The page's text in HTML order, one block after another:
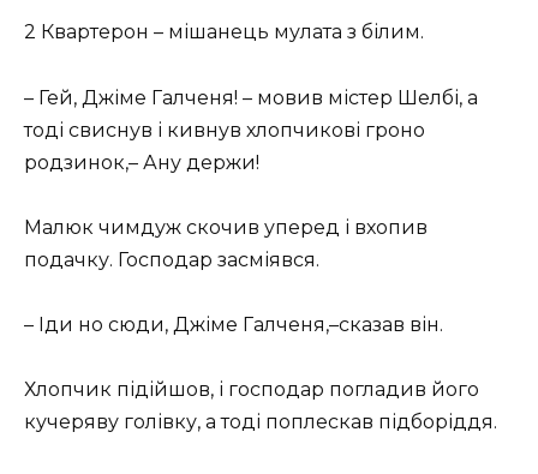
2 Квартерон – мішанець мулата з білим.
– Гей, Джіме Галченя! – мовив містер Шелбі, а
тоді свиснув і кивнув хлопчикові гроно
родзинок,– Ану держи!
Малюк чимдуж скочив уперед і вхопив
подачку. Господар засміявся.
– Іди но сюди, Джіме Галченя,–сказав він.
Хлопчик підійшов, і господар погладив його
кучеряву голівку, а тоді поплескав підборіддя.